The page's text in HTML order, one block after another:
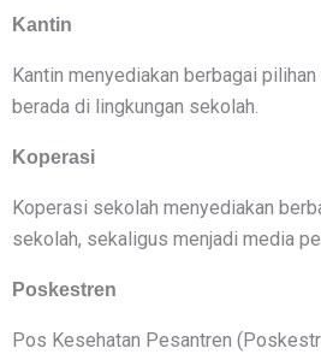
Kantin
Kantin menyediakan berbagai
berada di lingkungan sekolah.
Koperasi
Koperasi sekolah menyediakan
sekolah, sekaligus menjadi media
Poskestren
Pos Kesehatan Pesantren